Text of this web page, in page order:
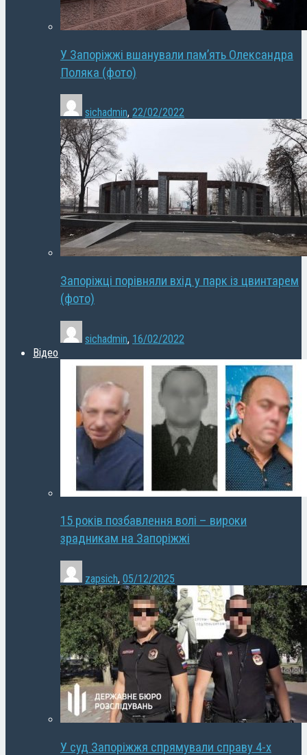
У Запоріжжі вшанували пам’ять Олександра
Поляка (фото)
sichadmin, 22/02/2022
Запоріжці порівняли вхід у парк із цвинтарем
(фото)
sichadmin, 16/02/2022
Відео
15 років позбавлення волі – вироки
зрадникам на Запоріжжі
zapsich, 05/12/2025
У суд Запоріжжя спрямували справу 4-х